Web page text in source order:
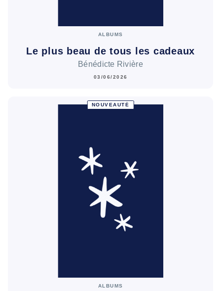
ALBUMS
Le plus beau de tous les cadeaux
Bénédicte Rivière
03/06/2026
NOUVEAUTÉ
ALBUMS